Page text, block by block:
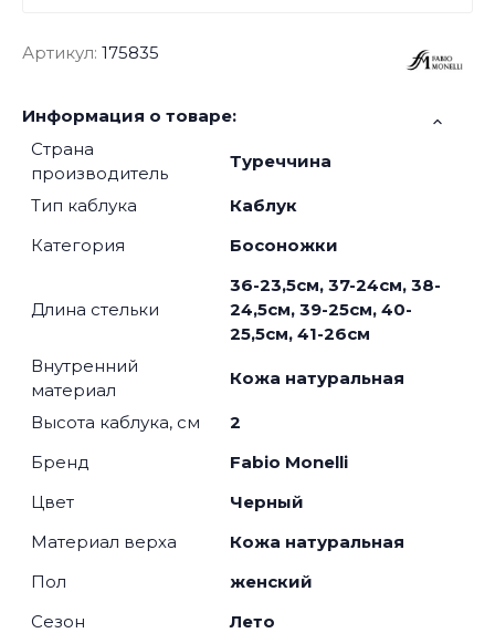
Артикул: 175835
Информация о товаре:
Страна
производитель
Туреччина
Тип каблука
Каблук
Категория
Босоножки
Длина стельки
36-23,5см, 37-24см, 38-
24,5см, 39-25см, 40-
25,5см, 41-26см
Внутренний
материал
Кожа натуральная
Высота каблука, см
2
Бренд
Fabio Monelli
Цвет
Черный
Материал верха
Кожа натуральная
Пол
женский
Сезон
Лето